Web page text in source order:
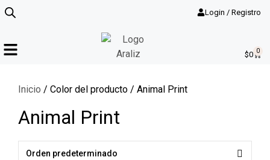
$0 0
Login / Registro
Inicio / Color del producto / Animal Print
Animal Print